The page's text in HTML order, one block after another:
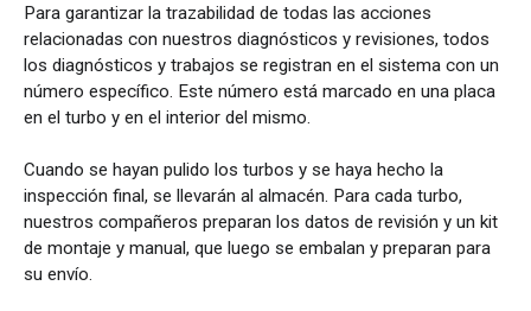
Para garantizar la trazabilidad de todas las acciones
relacionadas con nuestros diagnósticos y revisiones, todos
los diagnósticos y trabajos se registran en el sistema con un
número específico. Este número está marcado en una placa
en el turbo y en el interior del mismo.
Cuando se hayan pulido los turbos y se haya hecho la
inspección final, se llevarán al almacén. Para cada turbo,
nuestros compañeros preparan los datos de revisión y un kit
de montaje y manual, que luego se embalan y preparan para
su envío.